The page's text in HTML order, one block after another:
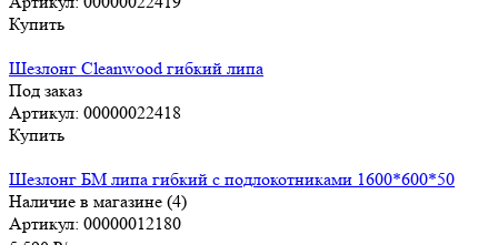
Купить
Шезлонг Cleanwood гибкий липа
Под заказ
Артикул: 00000022418
Купить
Шезлонг БМ липа гибкий с подлокотниками 1600*600*50
Наличие в магазине (4)
Артикул: 00000012180